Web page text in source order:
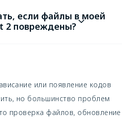
если файлы в моей
2 повреждены?
или появление кодов
но большинство проблем
проверка файлов, обновление